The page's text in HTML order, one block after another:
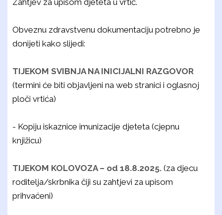
Zahtjev za upisom djeteta u vrtić.
Obveznu zdravstvenu dokumentaciju potrebno je
donijeti kako slijedi:
TIJEKOM SVIBNJA NA INICIJALNI RAZGOVOR
(termini će biti objavljeni na web stranici i oglasnoj
ploči vrtića)
- Kopiju iskaznice imunizacije djeteta (cjepnu
knjižicu)
TIJEKOM KOLOVOZA – od 18.8.2025. (za djecu
roditelja/skrbnika čiji su zahtjevi za upisom
prihvaćeni)